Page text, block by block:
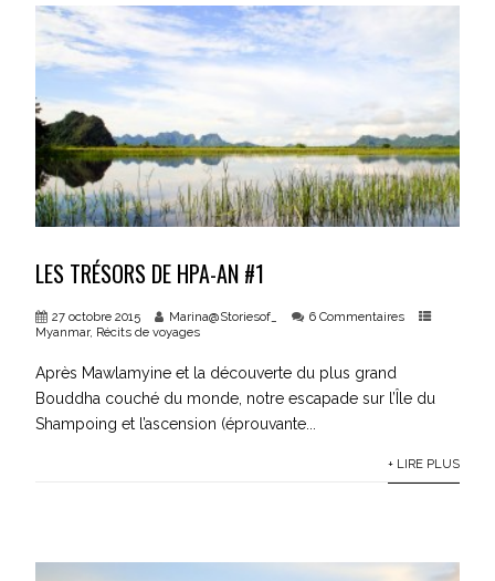
LES TRÉSORS DE HPA-AN #1
27 octobre 2015 Marina@Storiesof_
6 Commentaires
Myanmar, Récits de voyages
Après Mawlamyine et la découverte du plus grand
Bouddha couché du monde, notre escapade sur l’Île du
Shampoing et l’ascension (éprouvante...
+ LIRE PLUS